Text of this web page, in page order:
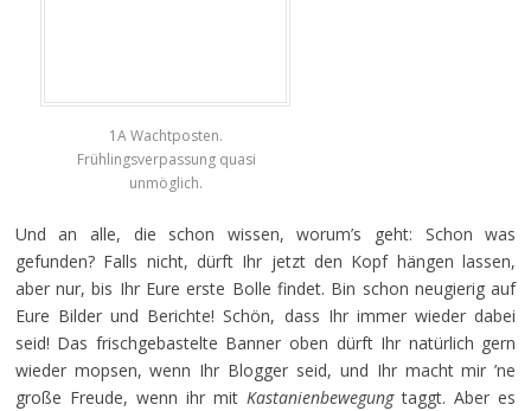
1A Wachtposten.
Frühlingsverpassung quasi
unmöglich.
Und an alle, die schon wissen, worum’s geht: Schon was
gefunden? Falls nicht, dürft Ihr jetzt den Kopf hängen lassen,
aber nur, bis Ihr Eure erste Bolle findet. Bin schon neugierig auf
Eure Bilder und Berichte! Schön, dass Ihr immer wieder dabei
seid! Das frischgebastelte Banner oben dürft Ihr natürlich gern
wieder mopsen, wenn Ihr Blogger seid, und Ihr macht mir ’ne
große Freude, wenn ihr mitKastanienbewegungtaggt. Aber es